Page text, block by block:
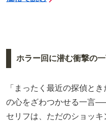
ホラー回に潜む衝撃の
「まったく最近の探偵と
の心をざわつかせる一言
セリフは、ただのショッ